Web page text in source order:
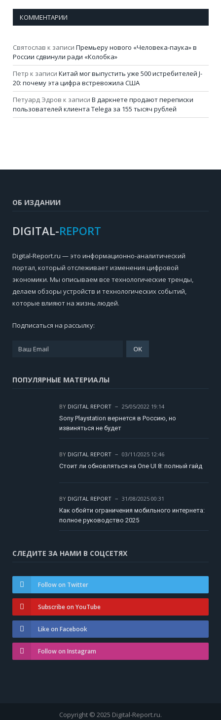
КОММЕНТАРИИ
Святослав к записи Премьеру нового «Человека-паука» в
России сдвинули ради «Колобка»
Петр к записи Китай мог выпустить уже 500 истребителей J-
20: почему эта цифра встревожила США
Петуард Эдров к записи В даркнете продают переписки
пользователей клиента Telega за 155 тысяч рублей
ОБ ИЗДАНИИ
DIGITAL-REPORT
Digital-Report.ru — это информационно-аналитический
портал, который отслеживает изменения цифровой
экономики. Мы описываем все технологические тренды,
делаем обзоры устройств и технологических событий,
которые влияют на жизнь людей.
Подписаться на рассылку:
ПОПУЛЯРНЫЕ МАТЕРИАЛЫ
BY DIGITAL REPORT
25/05/2022 19:14
Sony Playstation вернется в Россию, но
извиняться не будет
BY DIGITAL REPORT
03/11/2025 12:46
Стоит ли обновляться на One UI 8: полный гайд
BY DIGITAL REPORT
31/08/2025 00:31
Как обойти ограничения мобильного интернета:
полное руководство 2025
СЛЕДИТЕ ЗА НАМИ В СОЦСЕТЯХ
Follow on Twitter
Subscribe on YouTube
Like on Facebook
Follow on Instagram
Copyright © 2025 Digital-Report.ru.